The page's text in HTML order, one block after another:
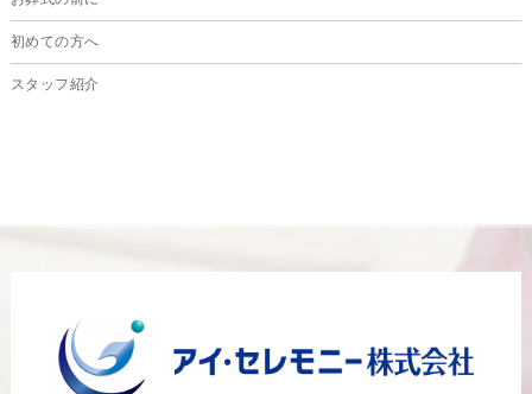
2023年11月
2023年8月
初めての方へ
スタッフ紹介